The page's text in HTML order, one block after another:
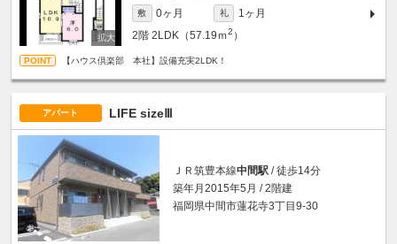
敷 0ヶ月 礼
1ヶ月
2階 2LDK（57.19ｍ2 ）
【ハウス倶楽部 本社】設備充実2LDK！
アパート LIFE sizeⅢ
ＪＲ筑豊本線中間駅 / 徒歩14分
築年月2015年5月 / 2階建
福岡県中間市蓮花寺3丁目9-30